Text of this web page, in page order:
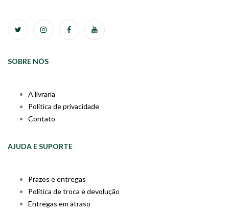
SOBRE NÓS
A livraria
Política de privacidade
Contato
AJUDA E SUPORTE
Prazos e entregas
Política de troca e devolução
Entregas em atraso